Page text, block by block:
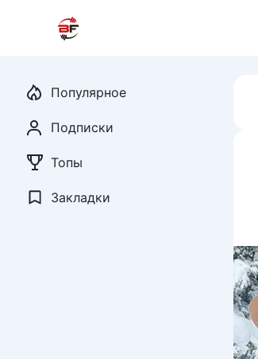
Популярное
Подписки
Топы
Закладки